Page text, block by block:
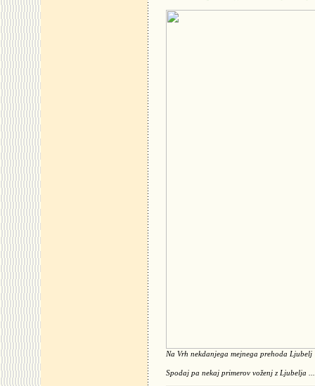
Na Vrh nekdanjega mejnega prehoda Ljubelj
Spodaj pa nekaj primerov voženj z Ljubelja ...